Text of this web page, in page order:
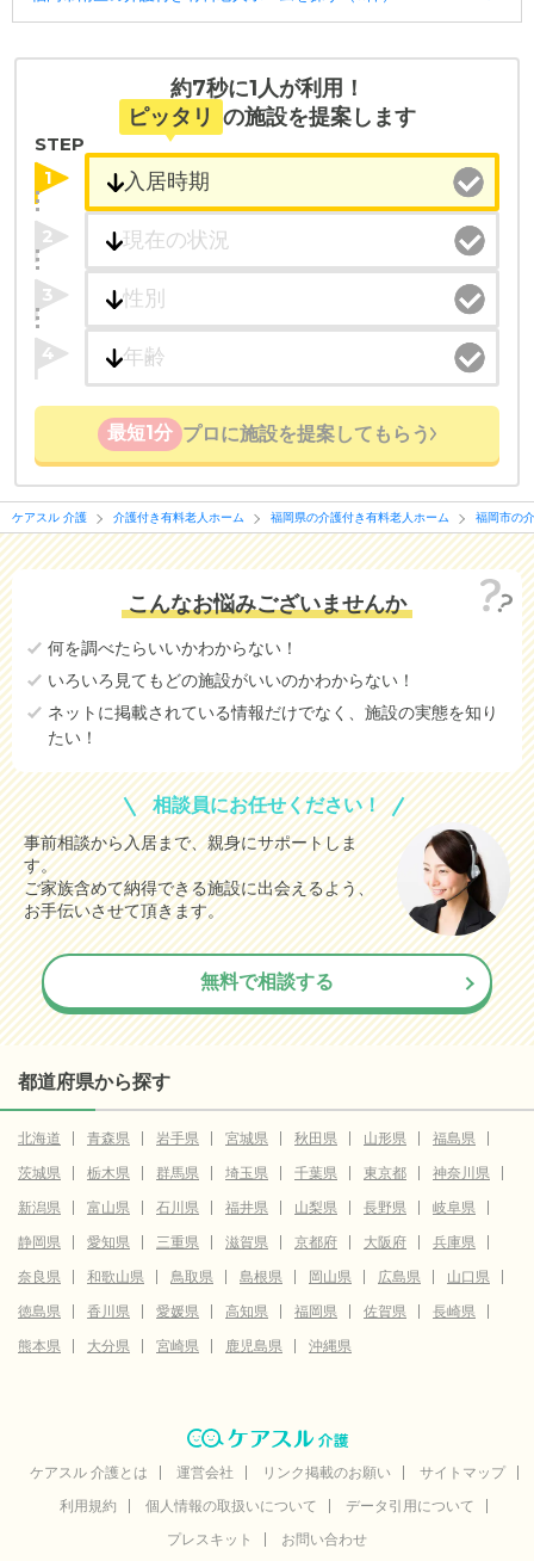
ことができます。
・こだわりの条件や医療体制から施設を探せる
たとえば「カラオケ」「麻雀」が楽しめる施設、
「夫婦入居可」の施設、「看取り可」の施設など、
医療・看護体制から施設を探すこともできます。
・全国10000件の介護施設情報を掲載
幅広い選択肢の中から、条件にあった施設を選ぶ
ことができます。
・こだわりの条件や医療体制から施設を探せる
たとえば「カラオケ」「麻雀」が楽しめる施設、
「夫婦入居可」の施設、「看取り可」の施設など、
医療・看護体制から施設を探すこともできます。
約7秒に1人が利用！
ピッタリ の施設を提案します
STEP
1
2
3
4
最短1分 プロに施設を提案してもらう
ケアスル 介護 介護付き有料老人ホーム 福岡県の介護付き有料老人ホーム 福岡市の
こんなお悩みございませんか
何を調べたらいいかわからない！
いろいろ見てもどの施設がいいのかわからない！
ネットに掲載されている情報だけでなく、施設の実態を知り
たい！
相談員にお任せください！
事前相談から入居まで、親身にサポートしま
す。
ご家族含めて納得できる施設に出会えるよう、
お手伝いさせて頂きます。
無料で相談する
都道府県から探す
北海道 青森県 岩手県 宮城県 秋田県 山形県
福島県
茨城県
栃木県 群馬県 埼玉県 千葉県 東京都
神奈川県
新潟県
富山県 石川県 福井県 山梨県 長野県
岐阜県
静岡県
愛知県 三重県 滋賀県 京都府 大阪府
兵庫県
奈良県
和歌山県 鳥取県 島根県 岡山県 広島県
山口県
徳島県
香川県 愛媛県 高知県 福岡県 佐賀県
長崎県
熊本県
大分県 宮崎県 鹿児島県 沖縄県
ケアスル 介護とは 運営会社 リンク掲載のお願い
サイトマップ
利用規約
個人情報の取扱いについて
データ引用について
プレスキット
お問い合わせ